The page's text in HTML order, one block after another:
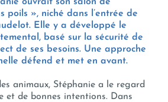
poils », niché dans l’entrée de
Elle y a développé le
basé sur la sécurité de
de ses besoins. Une approche
défend et met en avant.
animaux, Stéphanie a le regard
et de bonnes intentions. Dans